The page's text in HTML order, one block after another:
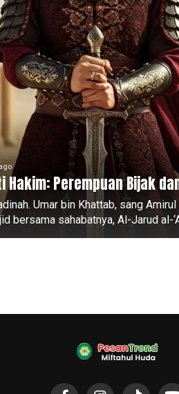
Hakim: Perempuan Bijak
Umar bin Khattab, sang
bersama sahabatnya, Al-Jarud al-